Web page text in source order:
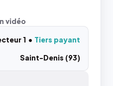
vidéo
1
Tiers payant
Saint-Denis (93)